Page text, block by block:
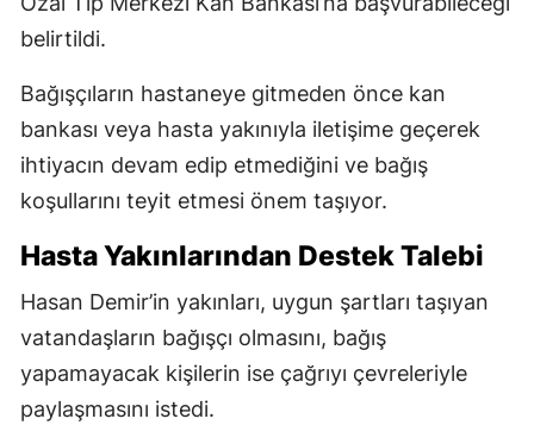
belirtildi.
Bağışçıların hastaneye gitmeden önce kan
bankası veya hasta yakınıyla iletişime geçerek
ihtiyacın devam edip etmediğini ve bağış
koşullarını teyit etmesi önem taşıyor.
Hasta Yakınlarından Destek Talebi
Hasan Demir’in yakınları, uygun şartları taşıyan
vatandaşların bağışçı olmasını, bağış
yapamayacak kişilerin ise çağrıyı çevreleriyle
paylaşmasını istedi.